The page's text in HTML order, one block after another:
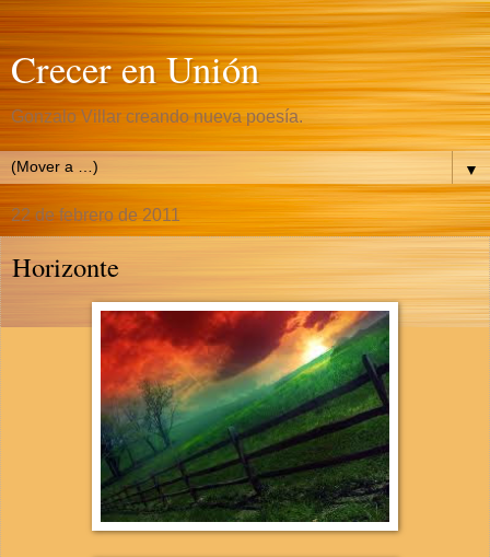
Crecer en Unión
Gonzalo Villar creando nueva poesía.
▼
22 de febrero de 2011
Horizonte